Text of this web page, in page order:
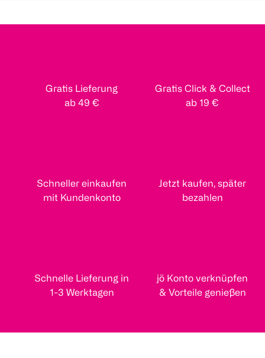
Gratis Lieferung
ab 49 €
Gratis Click & Collect
ab 19 €
Schneller einkaufen
mit Kundenkonto
Jetzt kaufen, später
bezahlen
Schnelle Lieferung in
1-3 Werktagen
jö Konto verknüpfen
& Vorteile genießen